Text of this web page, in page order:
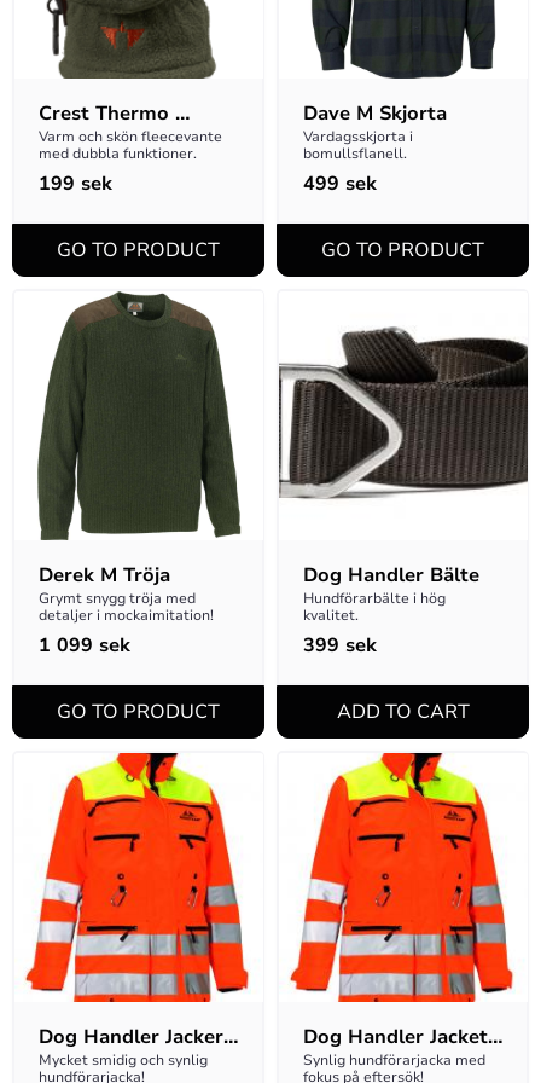
Crest Thermo
Gloves Black XL
Varm och skön fleecevante
med dubbla funktioner.
199 sek
Dave M Skjorta
Vardagsskjorta i
bomullsflanell.
499 sek
Derek M Tröja
Grymt snygg tröja med
detaljer i mockaimitation!
1 099 sek
Dog Handler Bälte
Hundförarbälte i hög
kvalitet.
399 sek
Dog Handler Jacker
Nicco W
Mycket smidig och synlig
hundförarjacka!
Dog Handler Jacket
Nicco M
Synlig hundförarjacka med
fokus på eftersök!